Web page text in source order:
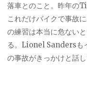
落車とのこと。昨年の
これだけバイクで事故
の練習は本当に危ない
る。Lionel Sandersも
の事故がきっかけと話